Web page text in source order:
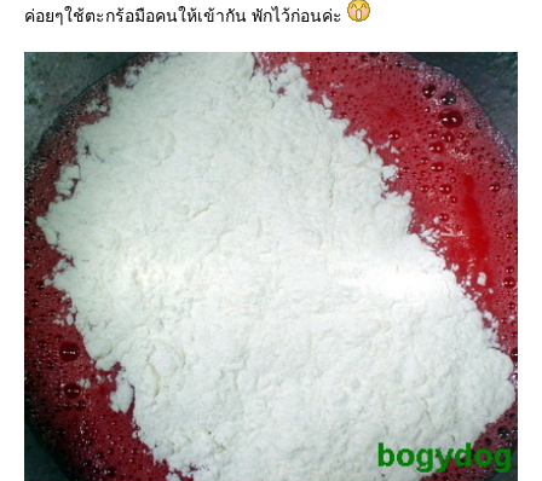
ค่อยๆใช้ตะกร้อมือคนให้เข้ากัน พักไว้ก่อนค่ะ